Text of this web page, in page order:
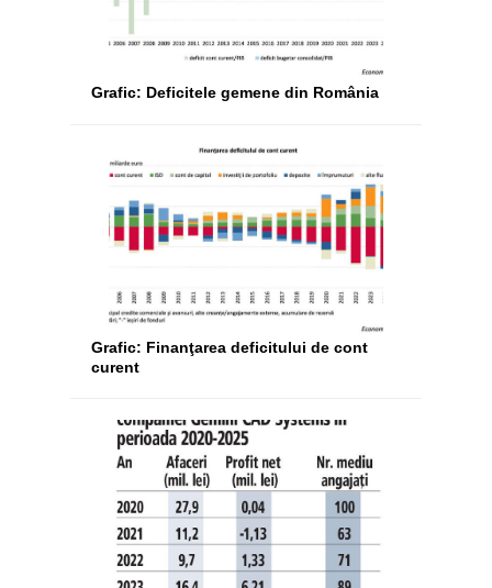
Grafic: Deficitele gemene din România
Grafic: Finanţarea deficitului de cont
curent